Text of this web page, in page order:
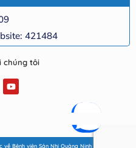
421484
chúng tôi
Bệnh viện Sản Nhi Quảng Ninh